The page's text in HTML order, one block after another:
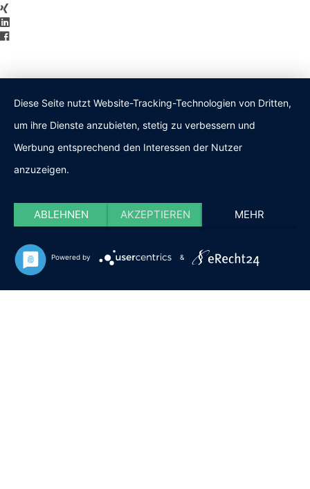
Diese Seite nutzt Website-Tracking-Technologien von Dritten,
um ihre Dienste anzubieten, stetig zu verbessern und
Werbung entsprechend den Interessen der Nutzer
anzuzeigen.
ABLEHNEN AKZEPTIEREN MEHR
Powered by &